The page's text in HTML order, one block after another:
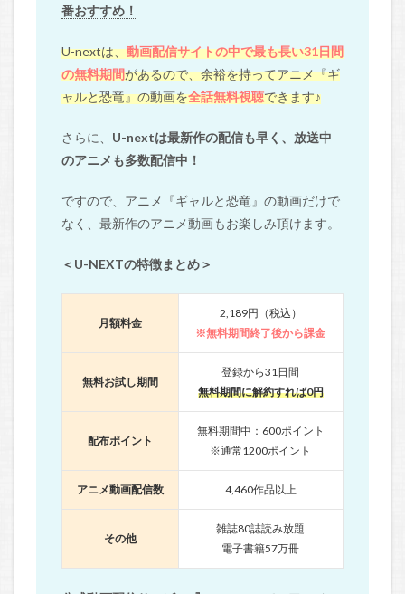
番おすすめ！
U-nextは、動画配信サイトの中で最も長い31日間
の無料期間があるので、余裕を持ってアニメ『ギ
ャルと恐竜』の動画を全話無料視聴できます♪
さらに、 U-nextは最新作の配信も早く、放送中
のアニメも多数配信中！
ですので、アニメ『ギャルと恐竜』の動画だけで
なく、最新作のアニメ動画もお楽しみ頂けます。
＜U-NEXTの特徴まとめ＞
月額料金
2,189円（税込）
※無料期間終了後から課金
無料お試し期間
登録から31日間
無料期間に解約すれば0円
配布ポイント
無料期間中：600ポイント
※通常1200ポイント
アニメ動画配信数 4,460作品以上
その他
雑誌80誌読み放題
電子書籍57万冊